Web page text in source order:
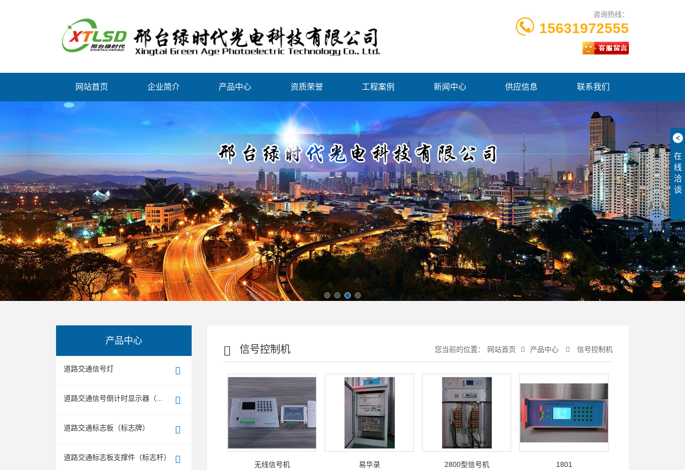
咨询热线：
15631972555
网站首页 企业简介 产品中心 资质荣誉 工程案例 新闻中心 供应信息 联系我们
产品中心
道路交通信号灯
道路交通信号倒计时显示器（...
道路交通标志板（标志牌）
道路交通标志板支撑件（标志杆）
信号控制机 您当前的位置： 网站首页 产品中心 信号控制机
无线信号机 易华录 2800型信号机 1801
<
在
线
洽
谈